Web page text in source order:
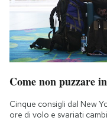
Come non puzzare
Cinque consigli dal New
ore di volo e svariati